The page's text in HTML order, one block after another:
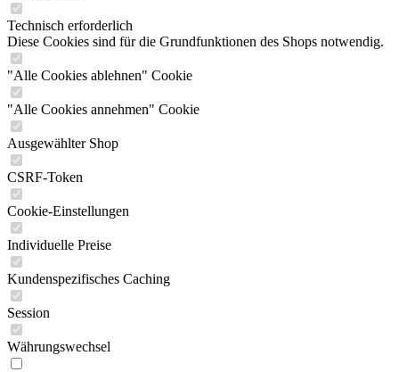
Technisch erforderlich
Diese Cookies sind für die Grundfunktionen des Shops notwendig.
"Alle Cookies ablehnen" Cookie
"Alle Cookies annehmen" Cookie
Ausgewählter Shop
CSRF-Token
Cookie-Einstellungen
Individuelle Preise
Kundenspezifisches Caching
Session
Währungswechsel